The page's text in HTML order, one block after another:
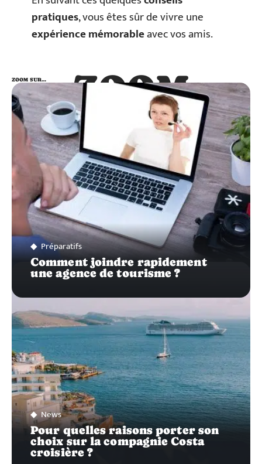
pratiques, vous êtes sûr de vivre une
expérience mémorableavec vos amis.
ZOOM
SUR…
ZOOM SUR…
Préparatifs
Comment joindre rapidement
une agence de tourisme ?
News
Pour quelles raisons porter son
choix sur la compagnie Costa
croisière ?